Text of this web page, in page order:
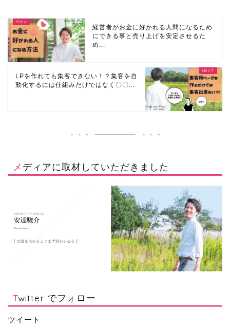
経営者がお金に好かれる人間になるため
にできる事と売り上げを安定させるた
め...
LPを作れても集客できない！？集客を自
動化するには仕組みだけではなく〇〇...
メディアに取材していただきました
Twitter でフォロー
ツイート